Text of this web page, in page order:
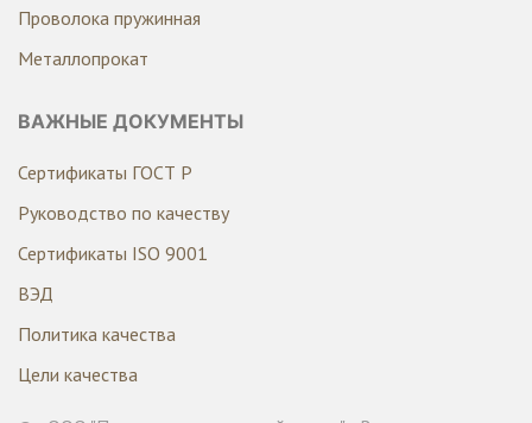
Проволока пружинная
Металлопрокат
ВАЖНЫЕ ДОКУМЕНТЫ
Сертификаты ГОСТ Р
Руководство по качеству
Сертификаты ISO 9001
ВЭД
Политика качества
Цели качества